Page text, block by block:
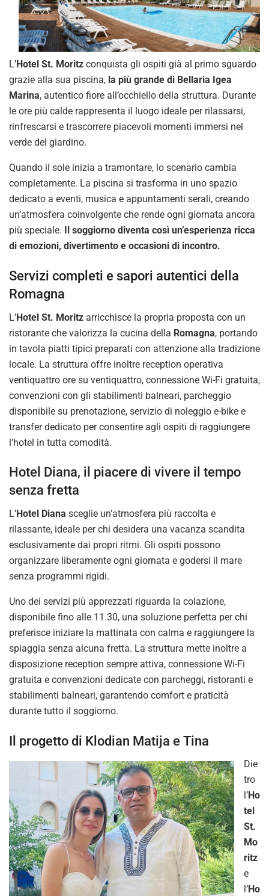
L’Hotel St. Moritz conquista gli ospiti già al primo sguardo
grazie alla sua piscina, la più grande di Bellaria Igea
Marina, autentico fiore all’occhiello della struttura. Durante
le ore più calde rappresenta il luogo ideale per rilassarsi,
rinfrescarsi e trascorrere piacevoli momenti immersi nel
verde del giardino.
Quando il sole inizia a tramontare, lo scenario cambia
completamente. La piscina si trasforma in uno spazio
dedicato a eventi, musica e appuntamenti serali, creando
un’atmosfera coinvolgente che rende ogni giornata ancora
più speciale.
Il soggiorno diventa così un’esperienza ricca
di emozioni, divertimento e occasioni di incontro.
Servizi completi e sapori autentici della
Romagna
L’Hotel St. Moritz arricchisce la propria proposta con un
ristorante che valorizza la cucina della Romagna, portando
in tavola piatti tipici preparati con attenzione alla tradizione
locale. La struttura offre inoltre reception operativa
ventiquattro ore su ventiquattro, connessione Wi-Fi gratuita,
convenzioni con gli stabilimenti balneari, parcheggio
disponibile su prenotazione, servizio di noleggio e-bike e
transfer dedicato per consentire agli ospiti di raggiungere
l’hotel in tutta comodità.
Hotel Diana, il piacere di vivere il tempo
senza fretta
L’Hotel Diana sceglie un’atmosfera più raccolta e
rilassante, ideale per chi desidera una vacanza scandita
esclusivamente dai propri ritmi. Gli ospiti possono
organizzare liberamente ogni giornata e godersi il mare
senza programmi rigidi.
Uno dei servizi più apprezzati riguarda la colazione,
disponibile fino alle 11.30, una soluzione perfetta per chi
preferisce iniziare la mattinata con calma e raggiungere la
spiaggia senza alcuna fretta. La struttura mette inoltre a
disposizione reception sempre attiva, connessione Wi-Fi
gratuita e convenzioni dedicate con parcheggi, ristoranti e
stabilimenti balneari, garantendo comfort e praticità
durante tutto il soggiorno.
Il progetto di Klodian Matija e Tina
Die
tro
l’Ho
tel
St.
Mo
ritz
e
l’Ho